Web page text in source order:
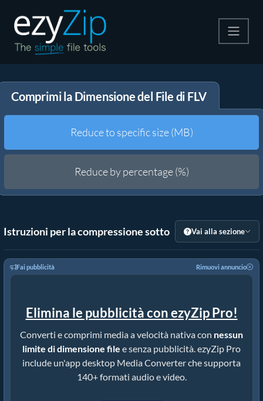
Decomprimi
Altri strumenti
Comprimi la Dimensione del File di FLV
Reduce to specific size (MB)
Reduce by percentage (%)
Istruzioni per la compressione sotto Vai alla sezione
Fai pubblicità Rimuovi annuncio
Elimina le pubblicità con ezyZip Pro!
Converti e comprimi media a velocità nativa con nessun
limite di dimensione file e senza pubblicità. ezyZip Pro
include un'app desktop Media Converter che supporta
140+ formati audio e video.